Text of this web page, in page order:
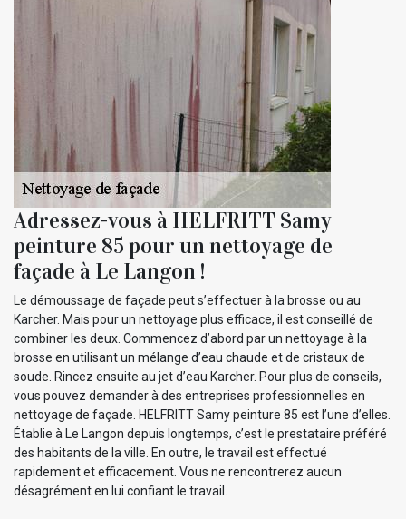
Adressez-vous à HELFRITT Samy
peinture 85 pour un nettoyage de
façade à Le Langon !
Le démoussage de façade peut s’effectuer à la brosse ou au
Karcher. Mais pour un nettoyage plus efficace, il est conseillé de
combiner les deux. Commencez d’abord par un nettoyage à la
brosse en utilisant un mélange d’eau chaude et de cristaux de
soude. Rincez ensuite au jet d’eau Karcher. Pour plus de conseils,
vous pouvez demander à des entreprises professionnelles en
nettoyage de façade. HELFRITT Samy peinture 85 est l’une d’elles.
Établie à Le Langon depuis longtemps, c’est le prestataire préféré
des habitants de la ville. En outre, le travail est effectué
rapidement et efficacement. Vous ne rencontrerez aucun
désagrément en lui confiant le travail.